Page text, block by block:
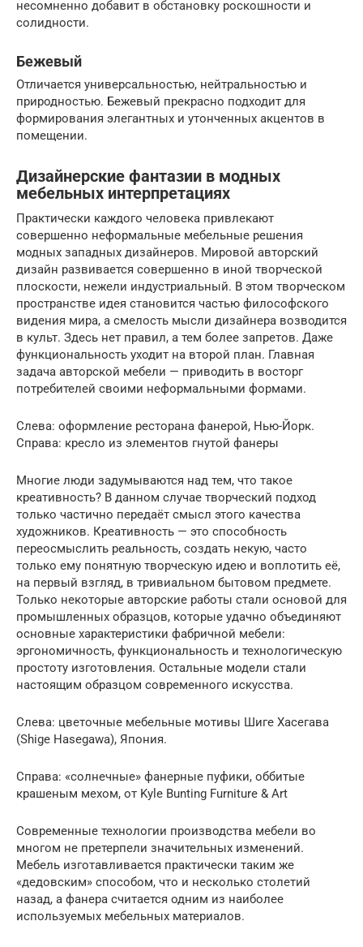
несомненно добавит в обстановку роскошности и
солидности.
Бежевый
Отличается универсальностью, нейтральностью и
природностью. Бежевый прекрасно подходит для
формирования элегантных и утонченных акцентов в
помещении.
Дизайнерские фантазии в модных
мебельных интерпретациях
Практически каждого человека привлекают
совершенно неформальные мебельные решения
модных западных дизайнеров. Мировой авторский
дизайн развивается совершенно в иной творческой
плоскости, нежели индустриальный. В этом творческом
пространстве идея становится частью философского
видения мира, а смелость мысли дизайнера возводится
в культ. Здесь нет правил, а тем более запретов. Даже
функциональность уходит на второй план. Главная
задача авторской мебели — приводить в восторг
потребителей своими неформальными формами.
Слева: оформление ресторана фанерой, Нью-Йорк.
Справа: кресло из элементов гнутой фанеры
Многие люди задумываются над тем, что такое
креативность? В данном случае творческий подход
только частично передаёт смысл этого качества
художников. Креативность — это способность
переосмыслить реальность, создать некую, часто
только ему понятную творческую идею и воплотить её,
на первый взгляд, в тривиальном бытовом предмете.
Только некоторые авторские работы стали основой для
промышленных образцов, которые удачно объединяют
основные характеристики фабричной мебели:
эргономичность, функциональность и технологическую
простоту изготовления. Остальные модели стали
настоящим образцом современного искусства.
Слева: цветочные мебельные мотивы Шиге Хасегава
(Shige Hasegawa), Япония.
Справа: «солнечные» фанерные пуфики, оббитые
крашеным мехом, от Kyle Bunting Furniture & Art
Современные технологии производства мебели во
многом не претерпели значительных изменений.
Мебель изготавливается практически таким же
«дедовским» способом, что и несколько столетий
назад, а фанера считается одним из наиболее
используемых мебельных материалов.